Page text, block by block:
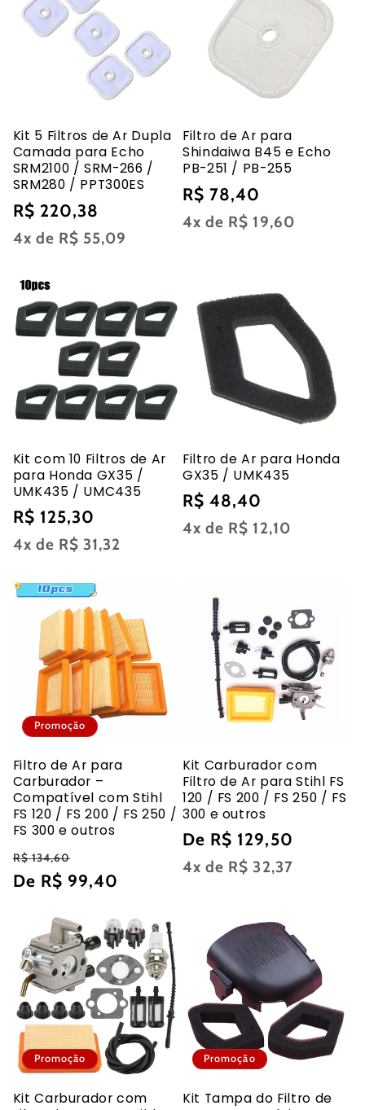
Kit 5 Filtros de Ar Dupla
Camada para Echo
SRM2100 / SRM-266 /
SRM280 / PPT300ES
Preço
normal
R$ 220,38
4x de R$ 55,09
Filtro de Ar para
Shindaiwa B45 e Echo
PB-251 / PB-255
Preço
normal
R$ 78,40
4x de R$ 19,60
Kit com 10 Filtros de Ar
para Honda GX35 /
UMK435 / UMC435
Preço
normal
R$ 125,30
4x de R$ 31,32
Filtro de Ar para Honda
GX35 / UMK435
Preço
normal
R$ 48,40
4x de R$ 12,10
Promoção
Filtro de Ar para
Carburador –
Compatível com Stihl
FS 120 / FS 200 / FS 250 /
FS 300 e outros
Preço
normal
R$ 134,60
promocional
De R$ 99,40
Kit Carburador com
Filtro de Ar para Stihl FS
120 / FS 200 / FS 250 / FS
300 e outros
Preço
normal
De R$ 129,50
4x de R$ 32,37
Promoção
Kit Carburador com
Promoção
Kit Tampa do Filtro de